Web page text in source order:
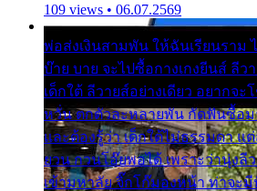
109 views • 06.07.2569
พ่อส่งเงินสามพัน ให้ฉันเรียนราม
บ๊าย บาย จะไปซื้อกางเกงยีนส์ ลีว
เด็กใต้ ลีวายส์อย่างเดียว อยากจะ
หวั่น ตกตัวละหลายพัน กัดฟันซื้อม
และต้องรู้ว่า เด็กใต้ไม่ธรรมดา แ
ยวน กวนโอ๊ยพอได้ เพราะว่านุ่งลี
เข้ามหาลัย จิ๊กโก๊มองหน้า ท่าจะ